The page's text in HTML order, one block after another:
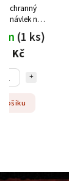
Ochranný
návlek na
pánve
(1 ks)
Kč
košíku